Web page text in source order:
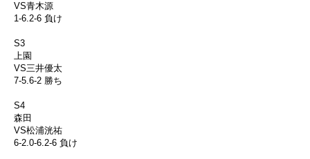
VS青木源
1-6.2-6 負け
S3
上園
VS三井優太
7-5.6-2 勝ち
S4
森田
VS松浦洸祐
6-2.0-6.2-6 負け